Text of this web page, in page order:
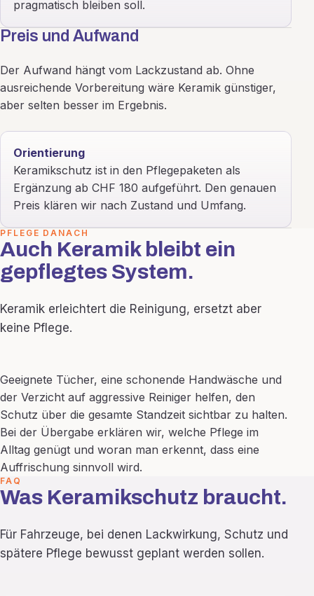
pragmatisch bleiben soll.
Preis und Aufwand
Der Aufwand hängt vom Lackzustand ab. Ohne
ausreichende Vorbereitung wäre Keramik günstiger,
aber selten besser im Ergebnis.
Orientierung
Keramikschutz ist in den Pflegepaketen als
Ergänzung ab CHF 180 aufgeführt. Den genauen
Preis klären wir nach Zustand und Umfang.
PFLEGE DANACH
Auch Keramik bleibt ein
gepflegtes System.
Keramik erleichtert die Reinigung, ersetzt aber
keine Pflege.
Geeignete Tücher, eine schonende Handwäsche und
der Verzicht auf aggressive Reiniger helfen, den
Schutz über die gesamte Standzeit sichtbar zu halten.
Bei der Übergabe erklären wir, welche Pflege im
Alltag genügt und woran man erkennt, dass eine
Auffrischung sinnvoll wird.
FAQ
Was Keramikschutz braucht.
Für Fahrzeuge, bei denen Lackwirkung, Schutz und
spätere Pflege bewusst geplant werden sollen.